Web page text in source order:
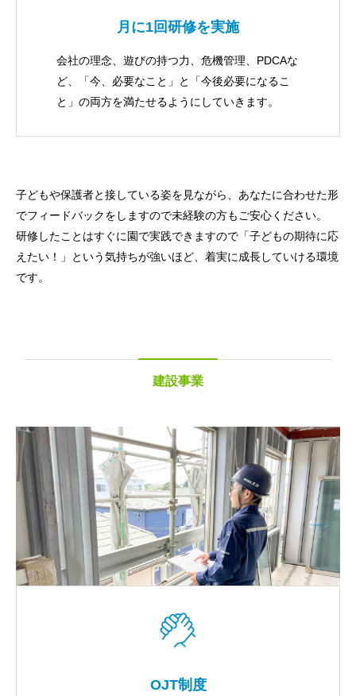
月に1回研修を実施
会社の理念、遊びの持つ力、危機管理、PDCAな
ど、「今、必要なこと」と「今後必要になるこ
と」の両方を満たせるようにしていきます。
子どもや保護者と接している姿を見ながら、あなたに合わせた形
でフィードバックをしますので未経験の方もご安心ください。
研修したことはすぐに園で実践できますので「子どもの期待に応
えたい！」という気持ちが強いほど、着実に成長していける環境
です。
建設事業
OJT制度